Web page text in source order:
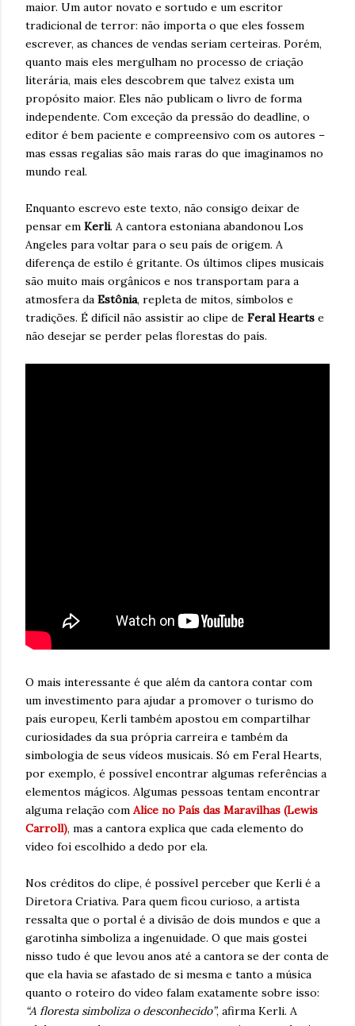
maior. Um autor novato e sortudo e um escritor
tradicional de terror: não importa o que eles fossem
escrever, as chances de vendas seriam certeiras. Porém,
quanto mais eles mergulham no processo de criação
literária, mais eles descobrem que talvez exista um
propósito maior. Eles não publicam o livro de forma
independente. Com exceção da pressão do deadline, o
editor é bem paciente e compreensivo com os autores –
mas essas regalias são mais raras do que imaginamos no
mundo real.
Enquanto escrevo este texto, não consigo deixar de
pensar em Kerli. A cantora estoniana abandonou Los
Angeles para voltar para o seu país de origem. A
diferença de estilo é gritante. Os últimos clipes musicais
são muito mais orgânicos e nos transportam para a
atmosfera da Estônia, repleta de mitos, símbolos e
tradições. É difícil não assistir ao clipe de Feral Hearts e
não desejar se perder pelas florestas do país.
O mais interessante é que além da cantora contar com
um investimento para ajudar a promover o turismo do
país europeu, Kerli também apostou em compartilhar
curiosidades da sua própria carreira e também da
simbologia de seus vídeos musicais. Só em Feral Hearts,
por exemplo, é possível encontrar algumas referências a
elementos mágicos. Algumas pessoas tentam encontrar
alguma relação com Alice no País das Maravilhas (Lewis
Carroll), mas a cantora explica que cada elemento do
vídeo foi escolhido a dedo por ela.
Nos créditos do clipe, é possível perceber que Kerli é a
Diretora Criativa. Para quem ficou curioso, a artista
ressalta que o portal é a divisão de dois mundos e que a
garotinha simboliza a ingenuidade. O que mais gostei
nisso tudo é que levou anos até a cantora se der conta de
que ela havia se afastado de si mesma e tanto a música
quanto o roteiro do vídeo falam exatamente sobre isso:
“A floresta simboliza o desconhecido”, afirma Kerli. A